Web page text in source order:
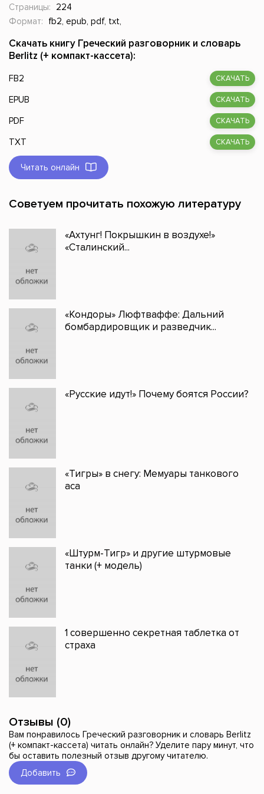
Страницы:
224
Формат:
fb2, epub, pdf, txt,
Скачать книгу Греческий разговорник и словарь
Berlitz (+ компакт-кассета):
FB2 СКАЧАТЬ
EPUB СКАЧАТЬ
PDF СКАЧАТЬ
TXT СКАЧАТЬ
Читать онлайн
Советуем прочитать похожую литературу
«Ахтунг! Покрышкин в воздухе!»
«Сталинский...
«Кондоры» Люфтваффе: Дальний
бомбардировщик и разведчик...
«Русские идут!» Почему боятся России?
«Тигры» в снегу: Мемуары танкового
аса
«Штурм-Тигр» и другие штурмовые
танки (+ модель)
1 совершенно секретная таблетка от
страха
Отзывы (0)
Вам понравилось Греческий разговорник и словарь Berlitz
(+ компакт-кассета) читать онлайн? Уделите пару минут, что
бы оставить полезный отзыв другому читателю.
Добавить